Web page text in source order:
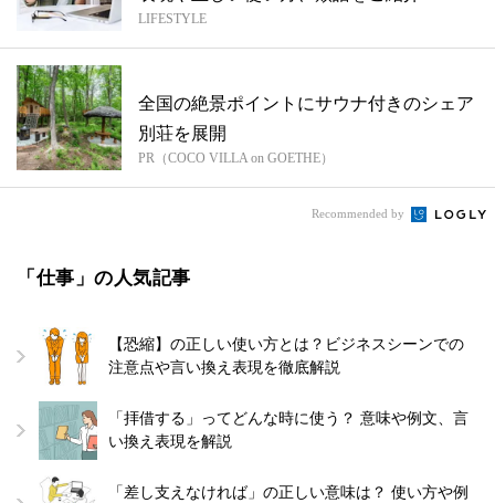
LIFESTYLE
全国の絶景ポイントにサウナ付きのシェア
別荘を展開
PR（COCO VILLA on GOETHE）
Recommended by
「仕事」の人気記事
【恐縮】の正しい使い方とは？ビジネスシーンでの
注意点や言い換え表現を徹底解説
「拝借する」ってどんな時に使う？ 意味や例文、言
い換え表現を解説
「差し支えなければ」の正しい意味は？ 使い方や例